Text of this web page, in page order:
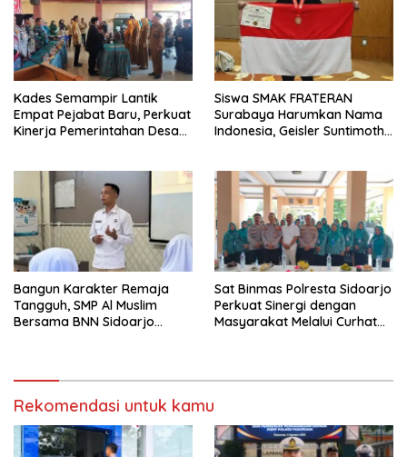
Kades Semampir Lantik
Empat Pejabat Baru, Perkuat
Kinerja Pemerintahan Desa
Siswa SMAK FRATERAN
Surabaya Harumkan Nama
Indonesia, Geisler Suntimothy
Bangun Karakter Remaja
Tangguh, SMP Al Muslim
Bersama BNN Sidoarjo
Sat Binmas Polresta Sidoarjo
Perkuat Sinergi dengan
Masyarakat Melalui Curhat
Rekomendasi untuk kamu